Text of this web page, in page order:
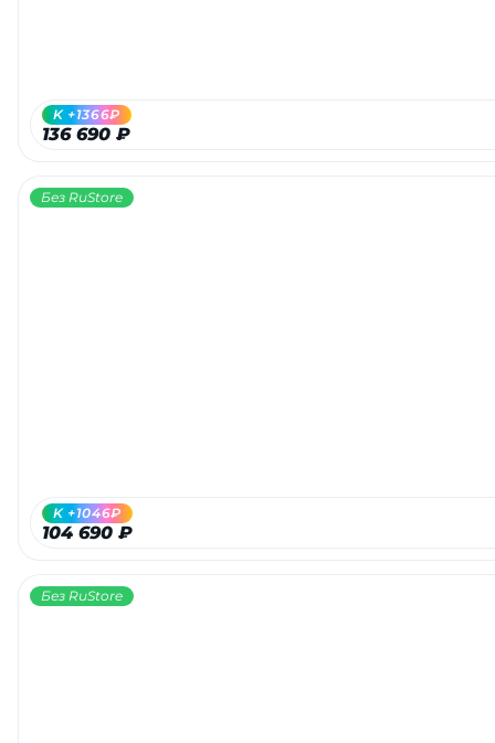
136 690 ₽
K +1366₽
Без RuStore
104 690 ₽
K +1046₽
Без RuStore